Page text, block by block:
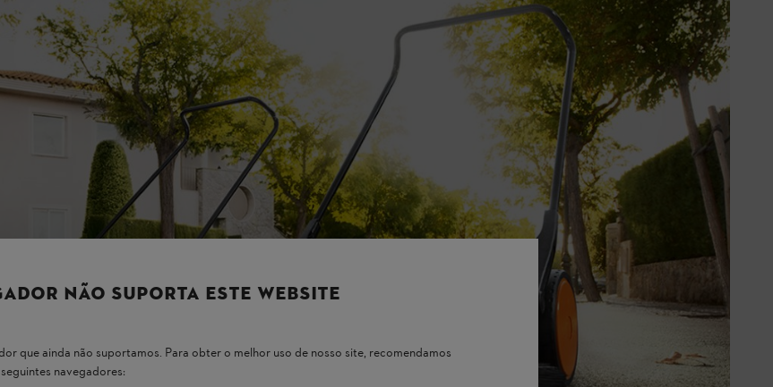
NÃO SUPORTA ESTE WEBSITE
que ainda não suportamos. Para obter o melhor uso de nosso site, recomendamos
navegadores: